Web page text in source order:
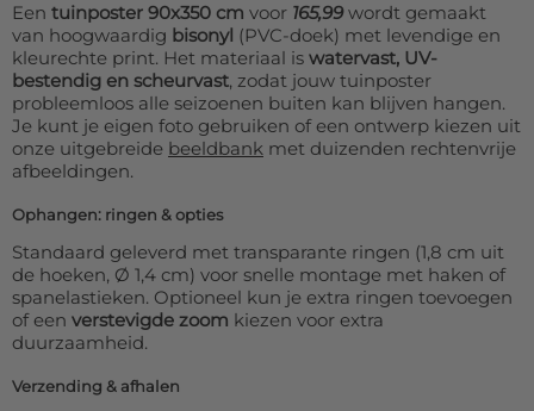
Een tuinposter 90x350 cm voor 165,99wordt gemaakt
van hoogwaardig bisonyl (PVC-doek) met levendige en
kleurechte print. Het materiaal is watervast, UV-
bestendig en scheurvast, zodat jouw tuinposter
probleemloos alle seizoenen buiten kan blijven hangen.
Je kunt je eigen foto gebruiken of een ontwerp kiezen uit
onze uitgebreide beeldbank met duizenden rechtenvrije
afbeeldingen.
Ophangen: ringen & opties
Standaard geleverd met transparante ringen (1,8 cm uit
de hoeken, Ø 1,4 cm) voor snelle montage met haken of
spanelastieken. Optioneel kun je extra ringen toevoegen
of een verstevigde zoom kiezen voor extra
duurzaamheid.
Verzending & afhalen